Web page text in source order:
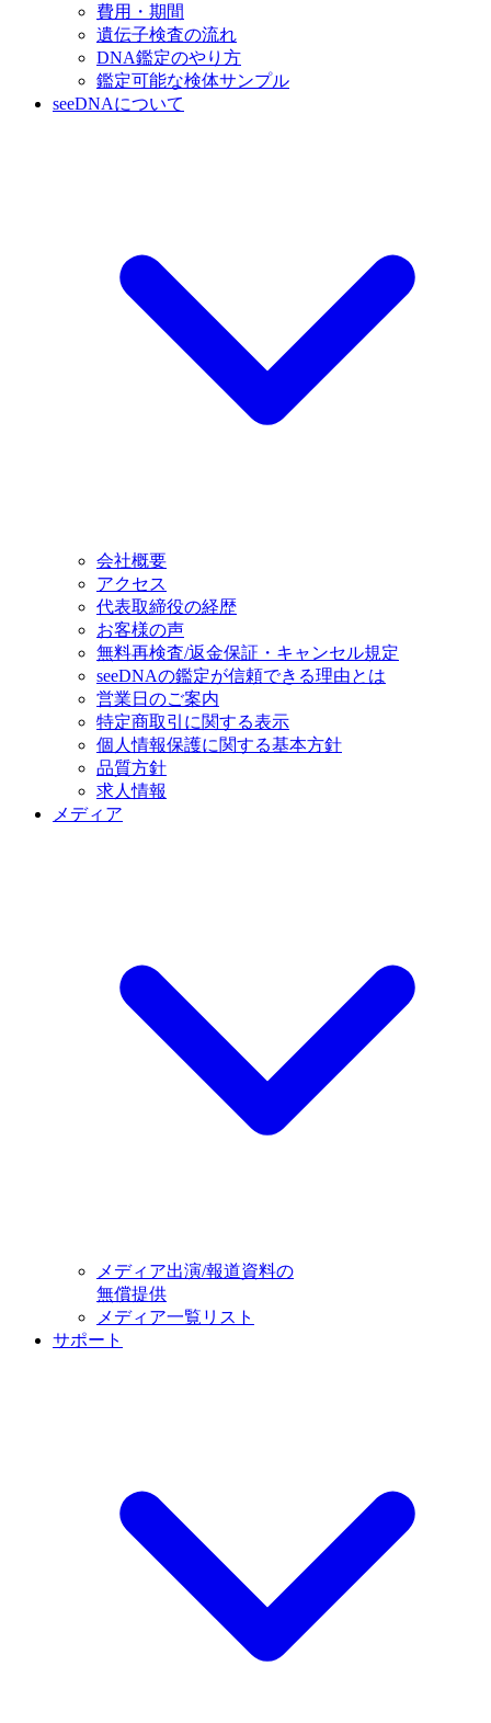
費用・期間
遺伝子検査の流れ
DNA鑑定のやり方
鑑定可能な検体サンプル
seeDNAについて
会社概要
アクセス
代表取締役の経歴
お客様の声
無料再検査/返金保証・キャンセル規定
seeDNAの鑑定が信頼できる理由とは
営業日のご案内
特定商取引に関する表示
個人情報保護に関する基本方針
品質方針
求人情報
メディア
メディア出演/報道資料の
無償提供
メディア一覧リスト
サポート